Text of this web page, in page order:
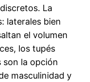
La
laterales bien
el volumen
los tupés
la opción
masculinidad y